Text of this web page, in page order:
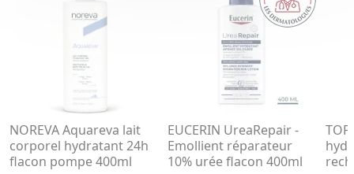
NOREVA Aquareva lait
corporel hydratant 24h
flacon pompe 400ml
EUCERIN UreaRepair -
Emollient réparateur
10% urée flacon 400ml